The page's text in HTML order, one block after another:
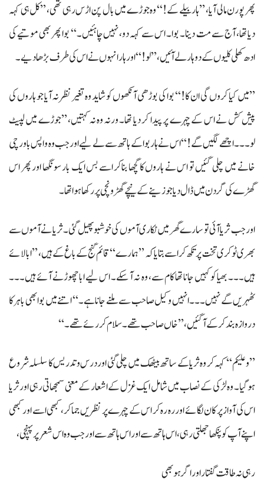
پھر پورن مالی آیا، ’’ہار بیلے کے!‘‘ وہ جوڑے میں بال پن اڑس رہی تھی، ’’کل ہی کہہ
دیا تھا، آج سے مت دینا۔ بوا۔ اس سے کہہ دو، نہیں چاہئیں۔‘‘ بوا پھر بھی موتیے کی
ادھ کھلی کلیوں کے دوہار لے آئیں، ’’لو!‘‘ اور ہار انہوں نے اس کی طرف بڑھا دیے۔
’’میں کیا کروں گی ان کا!‘‘ بوا کی بوڑھی آنکھوں کو شاید وہ تغیر نظر نہ آیا جو ہاروں کی
پیش کش نے اس کے چہرے پر پیدا کر دیا تھا۔ ورنہ وہ نہ کہتیں، ’’جوڑے میں لپیٹ
لو۔۔۔ اچھے لگیں گے!‘‘ اس نے ہار بوا کے ہاتھ سے لے لیےاور جب وہ واپس باورچی
خانے میں چلی گئیں تو اس نے ہاروں کا گچھا بناکر اسے بس ایک بار سونگھا اور پھر اس
گھڑے کی گردن میں ڈال دیا جو زینے کے نیچے گھڑونچی پر رکھا ہوا تھا۔
اور جب ثریا آئی تو سارے گھر میں ٹکاری آموں کی خوشبو پھیل گئی۔ ثریا نےآموں سے
بھری ٹوکری تخت پر تکھ کر اسے بتایا کہ ’’ہمارے‘‘قائم گنج کے باغ کے ہیں، ’’ ابا لائے
ہیں۔۔۔ بھیا کو کہیں جانا تھا کام سے، وہ نہ آ سکے۔ اس لیے ابا چھوڑنے آئے ہیں۔۔۔
ٹھہریں گے نہیں۔۔۔ انہیں وکیل صاحب سے ملنے جانا ہے۔‘‘ اتنے میں بوا بھی باہر کا
دروازہ بند کر کے آگئیں، ’’خاں صاحب تھے۔ سلام کر رئے تھے۔‘‘
’’و علیکم‘‘ کہہ کر وہ ثریا کے ساتھ بیٹھک میں چلی گئی اور درس و تدریس کا سلسلہ شروع
ہو گیا۔ وہ لڑکی کے نصاب میں شامل ایک غزل کے اشعار کے معنی سمجھاتی رہی اور ثریا
اس کی آواز پر کان لگائے اور رہ رہ کر اس کے چہرے پر نظریں جماکر، کبھی اسے اور کبھی
اپنے آپ کو پنکھا جھلتی رہی، اس ہاتھ سے اور اس ہاتھ سے اور جب وہ اس شعر پر پہنچی،
رہی نہ طاقت گفتار اور اگر ہو بھی